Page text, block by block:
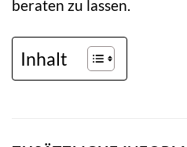
beraten zu lassen.
Inhalt